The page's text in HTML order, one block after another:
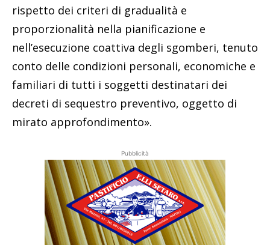
rispetto dei criteri di gradualità e
proporzionalità nella pianificazione e
nell’esecuzione coattiva degli sgomberi, tenuto
conto delle condizioni personali, economiche e
familiari di tutti i soggetti destinatari dei
decreti di sequestro preventivo, oggetto di
mirato approfondimento».
Pubblicità